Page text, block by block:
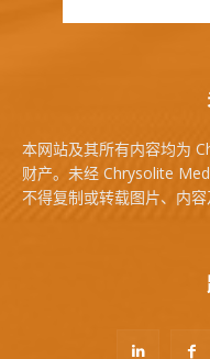
本网站及其所有内容均为
财产。未经 Chrysolite
不得复制或转载图片、内容